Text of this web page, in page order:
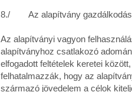
8./ Az alapítvány
Az alapítványi vagyon
alapítványhoz csatlakozó
elfogadott feltételek keretei
felhatalmazzák, hogy az
származó jövedelem a célok